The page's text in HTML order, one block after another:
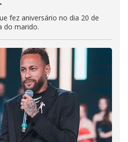
fez aniversário no dia 20 de
do marido.